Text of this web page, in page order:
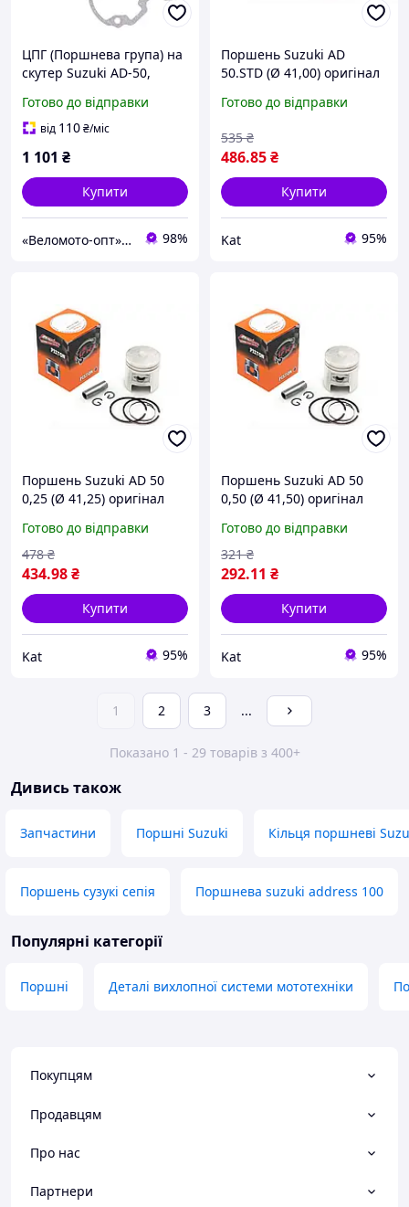
ЦПГ (Поршнева група) на
скутер Suzuki AD-50,
складі поршень D-41
JWBP
Готово до відправки
від 110₴/міс
1 101 ₴
Купити
«Веломото-опт» — магазин запчастин для велосипедів та мототехніки 98%
Поршень Suzuki AD
50.STD (Ø 41,00) оригінал
Готово до відправки
486.85₴
535 ₴
Купити
Kat 95%
Поршень Suzuki AD 50
0,25 (Ø 41,25) оригінал
Готово до відправки
434.98₴
478 ₴
Купити
Kat 95%
Поршень Suzuki AD 50
0,50 (Ø 41,50) оригінал
Готово до відправки
292.11 ₴
321 ₴
Купити
Kat 95%
1 2 3 ...
Показано 1 - 29 товарів з 400+
Дивись також
Запчастини Поршні Suzuki Кільця поршневі
Поршень сузукі сепія Поршнева suzuki address 100
Популярні категорії
Поршні Деталі вихлопної системи мототехніки
Покупцям
Продавцям
Про нас
Партнери